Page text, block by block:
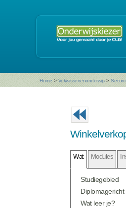
Home > Volwassenenonderwijs >
Wat Modules
Studiegebied
Diplomagericht
Wat leer je?